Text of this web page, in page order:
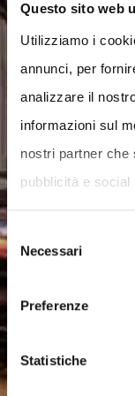
Questo sito web
Utilizziamo i
annunci, per
analizzare il
informazioni sul
nostri partner che
pubblicità e
Selezione
del
consenso
Necessari
Preferenze
Statistiche